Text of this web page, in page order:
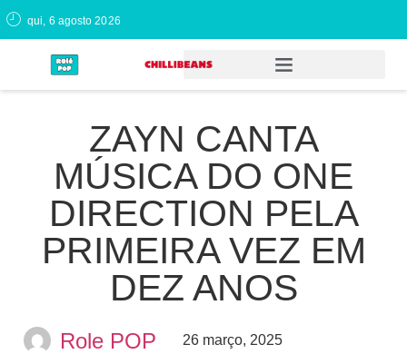
qui, 6 agosto 2026
ZAYN CANTA
MÚSICA DO ONE
DIRECTION PELA
PRIMEIRA VEZ EM
DEZ ANOS
Role POP 26 março, 2025